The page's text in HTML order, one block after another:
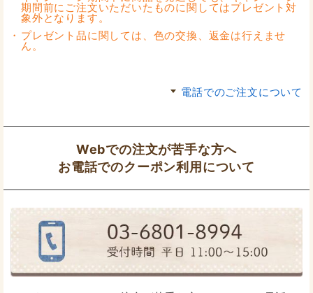
期間前にご注文いただいたものに関してはプレゼント対
象外となります。
プレゼント品に関しては、色の交換、返金は行えませ
ん。
電話でのご注文について
Webでの注文が苦手な方へ
お電話でのクーポン利用について